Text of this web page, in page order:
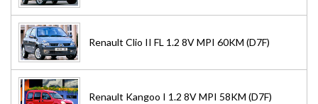
Renault Clio II FL 1.2 8V MPI 60KM (D7F)
Renault Kangoo I 1.2 8V MPI 58KM (D7F)